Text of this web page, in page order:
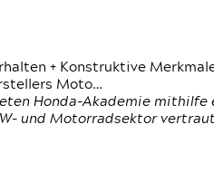
+ Konstruktive
Moto…
Honda-Akademie mithilfe
und Motorradsektor